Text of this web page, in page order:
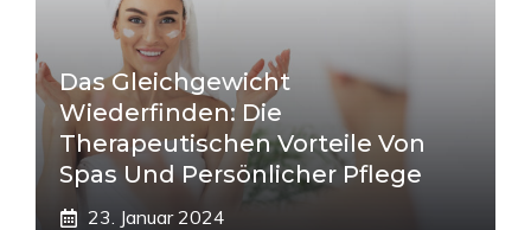
Das Gleichgewicht
Wiederfinden: Die
Therapeutischen Vorteile Von
Spas Und Persönlicher Pflege
23. Januar 2024